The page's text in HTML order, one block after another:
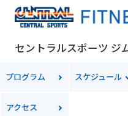
セントラルスポーツ ジ
プログラム スケジュール
アクセス